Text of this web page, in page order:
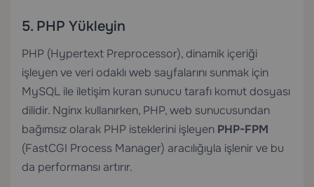
5. PHP Yükleyin
PHP (Hypertext Preprocessor), dinamik içeriği
işleyen ve veri odaklı web sayfalarını sunmak için
MySQL ile iletişim kuran sunucu tarafı komut dosyası
dilidir. Nginx kullanırken, PHP, web sunucusundan
bağımsız olarak PHP isteklerini işleyen PHP-FPM
(FastCGI Process Manager) aracılığıyla işlenir ve bu
da performansı artırır.